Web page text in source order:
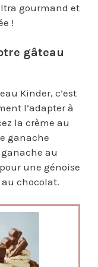
gourmand et
!
gâteau
Kinder, c’est
l’adapter à
la crème au
ganache
au
une génoise
chocolat.